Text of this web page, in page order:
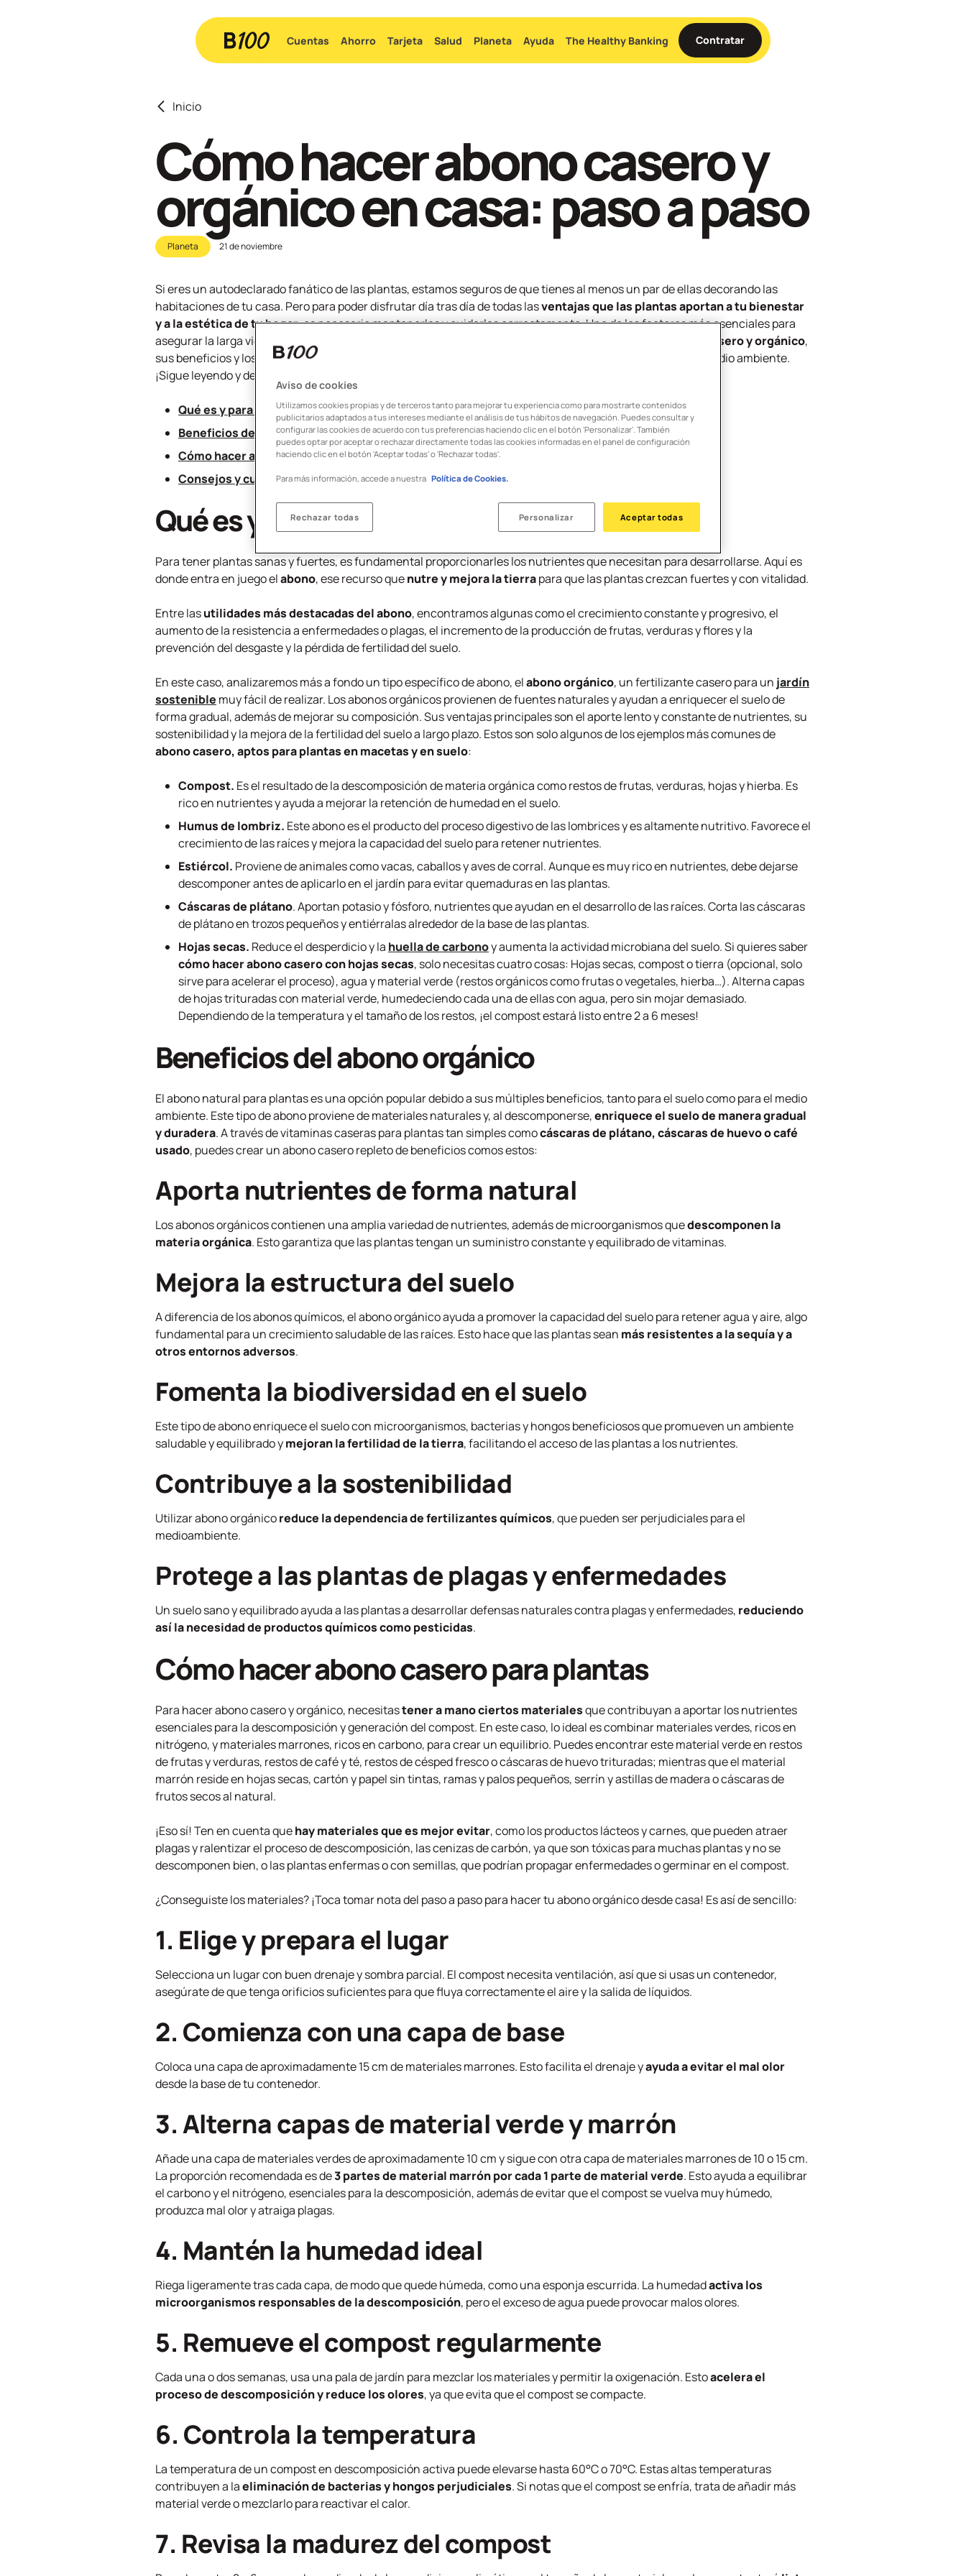
Ir
al
contenido
Cuentas Ahorro Tarjeta Salud Planeta Ayuda The Healthy Banking Contratar
Inicio
Cómo hacer abono casero y
orgánico en casa: paso a paso
Planeta 21 de noviembre
Si eres un autodeclarado fanático de las plantas, estamos seguros de que tienes al menos un par de ellas decorando las
habitaciones de tu casa. Pero para poder disfrutar día tras día de todas lasventajas que las plantas aportan a tu bienestar
y a la estética de tu hogar, es necesario mantenerlas y cuidarlas correctamente. Uno de los factores más esenciales para
asegurar la larga vida de nuestras compañeras verdes es el abono. Hoy exploraremos
cómo hacer abono casero y orgánico,
sus beneficios y los motivos por los que se considera una gran opción para cuidar nuestros vegetales y el medio ambiente.
¡Sigue leyendo y descúbrelo!
Qué es y para qué sirve el abono
Beneficios del abono orgánico
Cómo hacer abono casero para plantas
Consejos y cuidados ecológicos para plantas
Qué es y para qué sirve el abono
Para tener plantas sanas y fuertes, es fundamental proporcionarles los nutrientes que necesitan para desarrollarse. Aquí es
donde entra en juego elabono, ese recurso quenutre y mejora la tierrapara que las plantas crezcan fuertes y con vitalidad.
Entre lasutilidades más destacadas del abono, encontramos algunas como el crecimiento constante y progresivo, el
aumento de la resistencia a enfermedades o plagas, el incremento de la producción de frutas, verduras y flores y la
prevención del desgaste y la pérdida de fertilidad del suelo.
En este caso, analizaremos más a fondo un tipo específico de abono, elabono orgánico, un fertilizante casero para un jardín
sostenible muy fácil de realizar. Los abonos orgánicos provienen de fuentes naturales y ayudan a enriquecer el suelo de
forma gradual, además de mejorar su composición. Sus ventajas principales son el aporte lento y constante de nutrientes, su
sostenibilidad y la mejora de la fertilidad del suelo a largo plazo. Estos son solo algunos de los ejemplos más comunes de
abono casero, aptos para plantas en macetas y en suelo:
Compost. Es el resultado de la descomposición de materia orgánica como restos de frutas, verduras, hojas y hierba. Es
rico en nutrientes y ayuda a mejorar la retención de humedad en el suelo.
Humus de lombriz. Este abono es el producto del proceso digestivo de las lombrices y es altamente nutritivo. Favorece el
crecimiento de las raíces y mejora la capacidad del suelo para retener nutrientes.
Estiércol. Proviene de animales como vacas, caballos y aves de corral. Aunque es muy rico en nutrientes, debe dejarse
descomponer antes de aplicarlo en el jardín para evitar quemaduras en las plantas.
Cáscaras de plátano. Aportan potasio y fósforo, nutrientes que ayudan en el desarrollo de las raíces. Corta las cáscaras
de plátano en trozos pequeños y entiérralas alrededor de la base de las plantas.
Hojas secas. Reduce el desperdicio y la huella de carbonoy aumenta la actividad microbiana del suelo. Si quieres saber
cómo hacer abono casero con hojas secas, solo necesitas cuatro cosas: Hojas secas, compost o tierra (opcional, solo
sirve para acelerar el proceso), agua y material verde (restos orgánicos como frutas o vegetales, hierba…). Alterna capas
de hojas trituradas con material verde, humedeciendo cada una de ellas con agua, pero sin mojar demasiado.
Dependiendo de la temperatura y el tamaño de los restos, ¡el compost estará listo entre 2 a 6 meses!
Beneficios del abono orgánico
El abono natural para plantas es una opción popular debido a sus múltiples beneficios, tanto para el suelo como para el medio
ambiente. Este tipo de abono proviene de materiales naturales y, al descomponerse,enriquece el suelo de manera gradual
y duradera. A través de vitaminas caseras para plantas tan simples comocáscaras de plátano, cáscaras de huevo o café
usado, puedes crear un abono casero repleto de beneficios comos estos:
Aporta nutrientes de forma natural
Los abonos orgánicos contienen una amplia variedad de nutrientes, además de microorganismos quedescomponen la
materia orgánica. Esto garantiza que las plantas tengan un suministro constante y equilibrado de vitaminas.
Mejora la estructura del suelo
A diferencia de los abonos químicos, el abono orgánico ayuda a promover la capacidad del suelo para retener agua y aire, algo
fundamental para un crecimiento saludable de las raíces. Esto hace que las plantas sean más resistentes a la sequía y a
otros entornos adversos.
Fomenta la biodiversidad en el suelo
Este tipo de abono enriquece el suelo con microorganismos, bacterias y hongos beneficiosos que promueven un ambiente
saludable y equilibrado ymejoran la fertilidad de la tierra, facilitando el acceso de las plantas a los nutrientes.
Contribuye a la sostenibilidad
Utilizar abono orgánicoreduce la dependencia de fertilizantes químicos, que pueden ser perjudiciales para el
medioambiente.
Protege a las plantas de plagas y enfermedades
Un suelo sano y equilibrado ayuda a las plantas a desarrollar defensas naturales contra plagas y enfermedades, reduciendo
así la necesidad de productos químicos como pesticidas.
Cómo hacer abono casero para plantas
Para hacer abono casero y orgánico, necesitastener a mano ciertos materialesque contribuyan a aportar los nutrientes
esenciales para la descomposición y generación del compost. En este caso, lo ideal es combinar materiales verdes, ricos en
nitrógeno, y materiales marrones, ricos en carbono, para crear un equilibrio. Puedes encontrar este material verde en restos
de frutas y verduras, restos de café y té, restos de césped fresco o cáscaras de huevo trituradas; mientras que el material
marrón reside en hojas secas, cartón y papel sin tintas, ramas y palos pequeños, serrín y astillas de madera o cáscaras de
frutos secos al natural.
¡Eso sí! Ten en cuenta quehay materiales que es mejor evitar, como los productos lácteos y carnes, que pueden atraer
plagas y ralentizar el proceso de descomposición, las cenizas de carbón, ya que son tóxicas para muchas plantas y no se
descomponen bien, o las plantas enfermas o con semillas, que podrían propagar enfermedades o germinar en el compost.
¿Conseguiste los materiales? ¡Toca tomar nota del paso a paso para hacer tu abono orgánico desde casa! Es así de sencillo:
1. Elige y prepara el lugar
Selecciona un lugar con buen drenaje y sombra parcial. El compost necesita ventilación, así que si usas un contenedor,
asegúrate de que tenga orificios suficientes para que fluya correctamente el aire y la salida de líquidos.
2. Comienza con una capa de base
Coloca una capa de aproximadamente 15 cm de materiales marrones. Esto facilita el drenaje yayuda a evitar el mal olor
desde la base de tu contenedor.
3. Alterna capas de material verde y marrón
Añade una capa de materiales verdes de aproximadamente 10 cm y sigue con otra capa de materiales marrones de 10 o 15 cm.
La proporción recomendada es de3 partes de material marrón por cada 1 parte de material verde. Esto ayuda a equilibrar
el carbono y el nitrógeno, esenciales para la descomposición, además de evitar que el compost se vuelva muy húmedo,
produzca mal olor y atraiga plagas.
4. Mantén la humedad ideal
Riega ligeramente tras cada capa, de modo que quede húmeda, como una esponja escurrida. La humedadactiva los
microorganismos responsables de la descomposición, pero el exceso de agua puede provocar malos olores.
5. Remueve el compost regularmente
Cada una o dos semanas, usa una pala de jardín para mezclar los materiales y permitir la oxigenación. Estoacelera el
proceso de descomposición y reduce los olores, ya que evita que el compost se compacte.
6. Controla la temperatura
La temperatura de un compost en descomposición activa puede elevarse hasta 60°C o 70°C. Estas altas temperaturas
contribuyen a laeliminación de bacterias y hongos perjudiciales. Si notas que el compost se enfría, trata de añadir más
material verde o mezclarlo para reactivar el calor.
7. Revisa la madurez del compost
Aviso de cookies
Utilizamos cookies propias y de terceros tanto para mejorar tu experiencia como para mostrarte contenidos
publicitarios adaptados a tus intereses mediante el análisis de tus hábitos de navegación. Puedes consultar y
configurar las cookies de acuerdo con tus preferencias haciendo clic en el botón 'Personalizar'. También
puedes optar por aceptar o rechazar directamente todas las cookies informadas en el panel de configuración
haciendo clic en el botón 'Aceptar todas' o 'Rechazar todas'.
Para más información, accede a nuestra Política de Cookies.
Rechazar todas Personalizar Aceptar todas